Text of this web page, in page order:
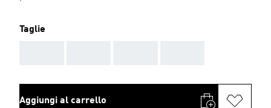
Taglie
Aggiungi al carrello